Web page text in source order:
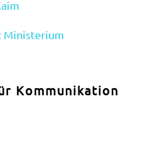
Kommunikation